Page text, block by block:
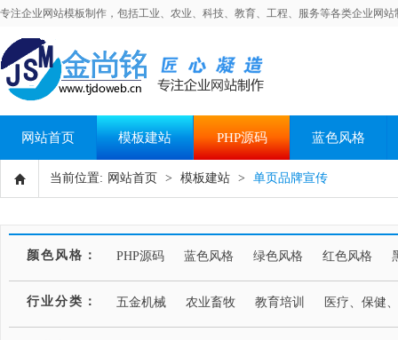
专注企业网站模板制作，包括工业、农业、科技、教育、工程、服务等各类企业网站
网站首页 模板建站 PHP源码 蓝色风格
当前位置: 网站首页 > 模板建站 > 单页品牌宣传
颜色风格： PHP源码 蓝色风格 绿色风格 红色风格
行业分类： 五金机械 农业畜牧 教育培训 医疗、保健